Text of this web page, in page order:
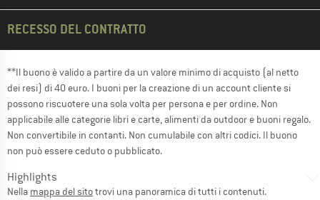
RECESSO DEL CONTRATTO
**Il buono è valido a partire da un valore minimo di acquisto (al netto
dei resi) di 40 euro. I buoni per la creazione di un account cliente si
possono riscuotere una sola volta per persona e per ordine. Non
applicabile alle categorie libri e carte, alimenti da outdoor e buoni regalo.
Non convertibile in contanti. Non cumulabile con altri codici. Il buono
non può essere ceduto o pubblicato.
Highlights
Nella mappa del sitotrovi una panoramica di tutti i contenuti.